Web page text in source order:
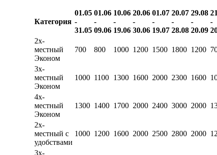
Категория
01.05
-
31.05
01.06
-
09.06
10.06
-
19.06
20.06
-
30.06
01.07
-
19.07
20.07
-
28.08
29.08
-
20.09
-
2х-
местный
Эконом
700 800 1000 1200 1500 1800 1200
3х-
местный
Эконом
1000 1100 1300 1600 2000 2300 1600
4х-
местный
Эконом
1300 1400 1700 2000 2400 3000 2000
2х-
местный c
удобствами
1000 1200 1600 2000 2500 2800 2000
3х-